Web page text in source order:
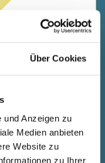
Über Cookies
und Anzeigen zu
Medien anbieten
Website zu
zu Ihrer
żółty
69500100000
Kup